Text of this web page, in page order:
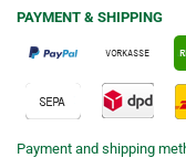
PAYMENT & SHIPPING
Payment and shipping